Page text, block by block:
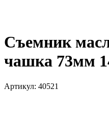
Съемник
чашка 73мм
Артикул: 40521